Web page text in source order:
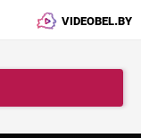
VIDEOBEL.BY